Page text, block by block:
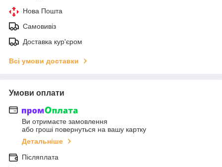
Нова Пошта
Самовивіз
Доставка кур'єром
Всі умови доставки
Умови оплати
Ви отримаєте замовлення
або гроші повернуться на вашу картку
Детальніше
Післяплата